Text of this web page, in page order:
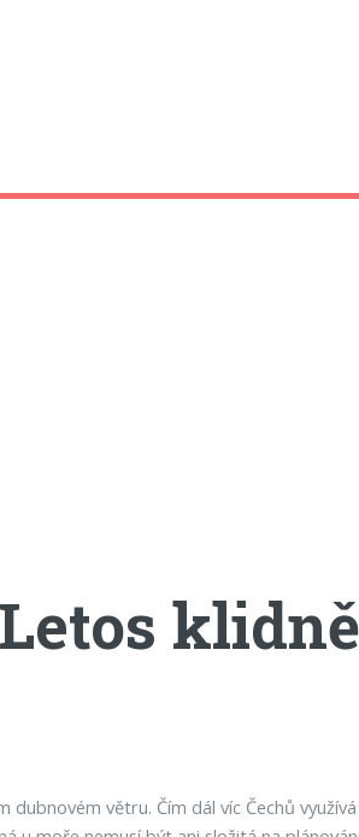
větru. Čím dál víc Čechů